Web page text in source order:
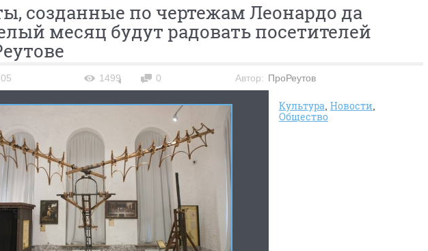
созданные по чертежам Леонардо да
месяц будут радовать посетителей
1499 0 Автор: ПроРеутов
Культура Новости
Общество